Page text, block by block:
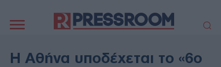
πλοήγηση
ΠΟΛΙΤΙΚΗ
Η Αθήνα υποδέχεται το «6ο